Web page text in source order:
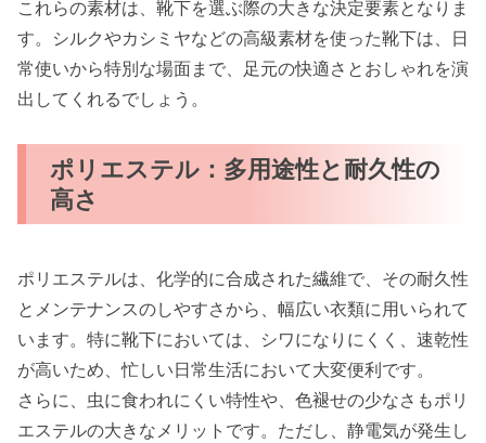
これらの素材は、靴下を選ぶ際の大きな決定要素となりま
す。シルクやカシミヤなどの高級素材を使った靴下は、日
常使いから特別な場面まで、足元の快適さとおしゃれを演
出してくれるでしょう。
ポリエステル：多用途性と耐久性の
高さ
ポリエステルは、化学的に合成された繊維で、その耐久性
とメンテナンスのしやすさから、幅広い衣類に用いられて
います。特に靴下においては、シワになりにくく、速乾性
が高いため、忙しい日常生活において大変便利です。
さらに、虫に食われにくい特性や、色褪せの少なさもポリ
エステルの大きなメリットです。ただし、静電気が発生し